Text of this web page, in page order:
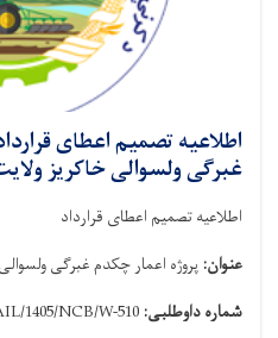
اطلاعیه تصمیم اعطای
غبرگی ولسوالی خاکریز
اطلاعیه تصمیم اعطای قرارداد
عنوان: پروژه اعمار چکدم غبرگی
شماره داوطلبی: 1405/NCB/W-510